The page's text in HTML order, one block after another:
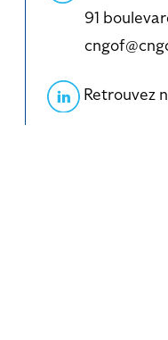
91
Retrouvez